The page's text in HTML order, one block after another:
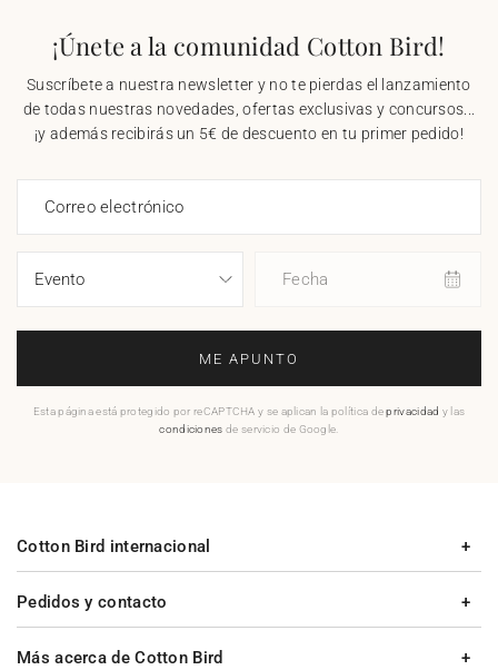
¡Únete a la comunidad Cotton Bird!
Suscríbete a nuestra newsletter y no te pierdas el lanzamiento
de todas nuestras novedades, ofertas exclusivas y concursos...
¡y además recibirás un 5€ de descuento en tu primer pedido!
Correo electrónico
Fecha
ME APUNTO
Esta página está protegido por reCAPTCHA y se aplican la política deprivacidad y las
condiciones de servicio de Google.
Pedidos y contacto
Más acerca de Cotton Bird
Cotton Bird internacional